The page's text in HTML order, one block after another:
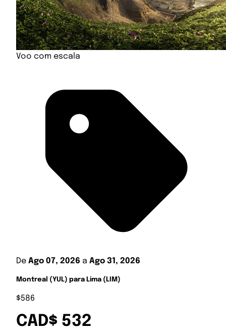
Voo com escala
De Ago 07, 2026 a Ago 31, 2026
Montreal (YUL) para Lima (LIM)
$586
CAD$ 532